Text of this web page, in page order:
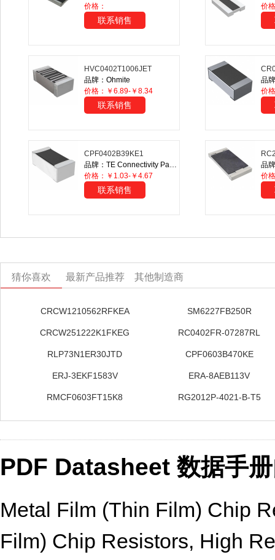
价格：
联系销售
价
HVC0402T1006JET
品牌：Ohmite
价格：￥6.89-￥8.34
联系销售
品
价
CPF0402B39KE1
品牌：TE Connectivity Passive Product
价格：￥1.03-￥4.67
联系销售
品
价
猜你喜欢 最新产品推荐 其他制造商
CRCW1210562RFKEA SM6227FB250R
CRCW251222K1FKEG RC0402FR-07287RL
RLP73N1ER30JTD CPF0603B470KE
ERJ-3EKF1583V ERA-8AEB113V
RMCF0603FT15K8 RG2012P-4021-B-T5
PDF Datasheet 数据手
Metal Film (Thin Film) Chip
Film) Chip Resistors, High